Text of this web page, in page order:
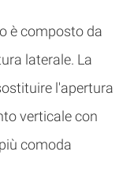
è composto da
laterale. La
l'apertura
verticale con
comoda